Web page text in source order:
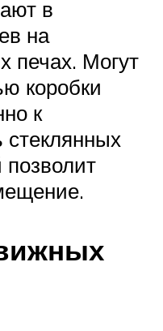
в
на
печах. Могут
коробки
к
стеклянных
позволит